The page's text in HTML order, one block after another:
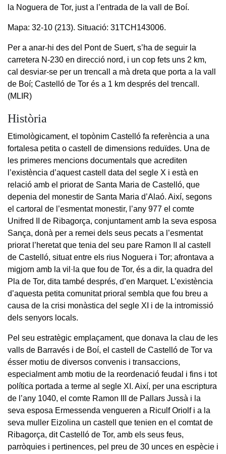
la Noguera de Tor, just a l’entrada de la vall de Boí.
Mapa: 32-10 (213). Situació: 31TCH143006.
Per a anar-hi des del Pont de Suert, s’ha de seguir la
carretera N-230 en direcció nord, i un cop fets uns 2 km,
cal desviar-se per un trencall a mà dreta que porta a la vall
de Boí; Castelló de Tor és a 1 km després del trencall.
(MLIR)
Història
Etimològicament, el topònim Castelló fa referència a una
fortalesa petita o castell de dimensions reduïdes. Una de
les primeres mencions documentals que acrediten
l’existència d’aquest castell data del segle X i està en
relació amb el priorat de Santa Maria de Castelló, que
depenia del monestir de Santa Maria d’Alaó. Així, segons
el cartoral de l’esmentat monestir, l’any 977 el comte
Unifred II de Ribagorça, conjuntament amb la seva esposa
Sança, donà per a remei dels seus pecats a l’esmentat
priorat l’heretat que tenia del seu pare Ramon II al castell
de Castelló, situat entre els rius Noguera i Tor; afrontava a
migjorn amb la vil·la que fou de Tor, és a dir, la quadra del
Pla de Tor, dita també després, d’en Marquet. L’existència
d’aquesta petita comunitat prioral sembla que fou breu a
causa de la crisi monàstica del segle XI i de la intromissió
dels senyors locals.
Pel seu estratègic emplaçament, que donava la clau de les
valls de Barravés i de Boí, el castell de Castelló de Tor va
ésser motiu de diversos convenis i transaccions,
especialment amb motiu de la reordenació feudal i fins i tot
política portada a terme al segle XI. Així, per una escriptura
de l’any 1040, el comte Ramon III de Pallars Jussà i la
seva esposa Ermessenda vengueren a Riculf Oriolf i a la
seva muller Eizolina un castell que tenien en el comtat de
Ribagorça, dit Castelló de Tor, amb els seus feus,
parròquies i pertinences, pel preu de 30 unces en espècie i